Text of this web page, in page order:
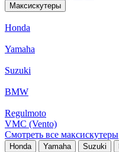
Максискутеры
Honda
Yamaha
Suzuki
BMW
Regulmoto
VMC (Vento)
Смотреть все максискутеры
Honda Yamaha Suzuki